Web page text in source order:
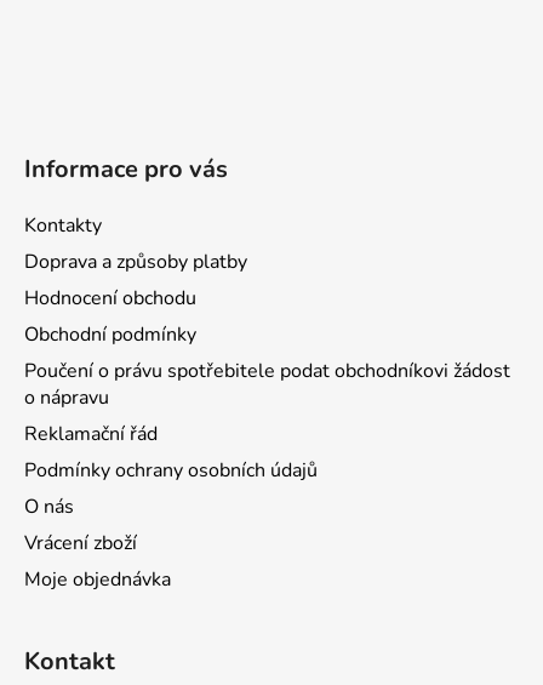
Informace pro vás
Kontakty
Doprava a způsoby platby
Hodnocení obchodu
Obchodní podmínky
Poučení o právu spotřebitele podat obchodníkovi žádost
o nápravu
Reklamační řád
Podmínky ochrany osobních údajů
O nás
Vrácení zboží
Moje objednávka
Kontakt